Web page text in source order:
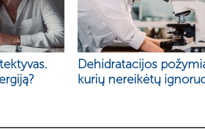
Dehidratacijos
kurių nereikėtų